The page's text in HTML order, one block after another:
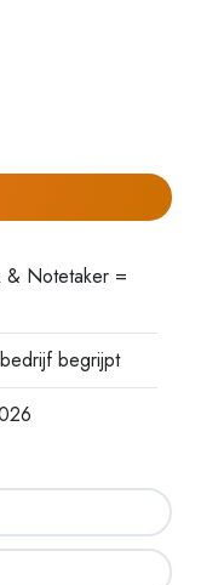
& Notetaker =
begrijpt